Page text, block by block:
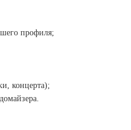
профиля;
концерта);